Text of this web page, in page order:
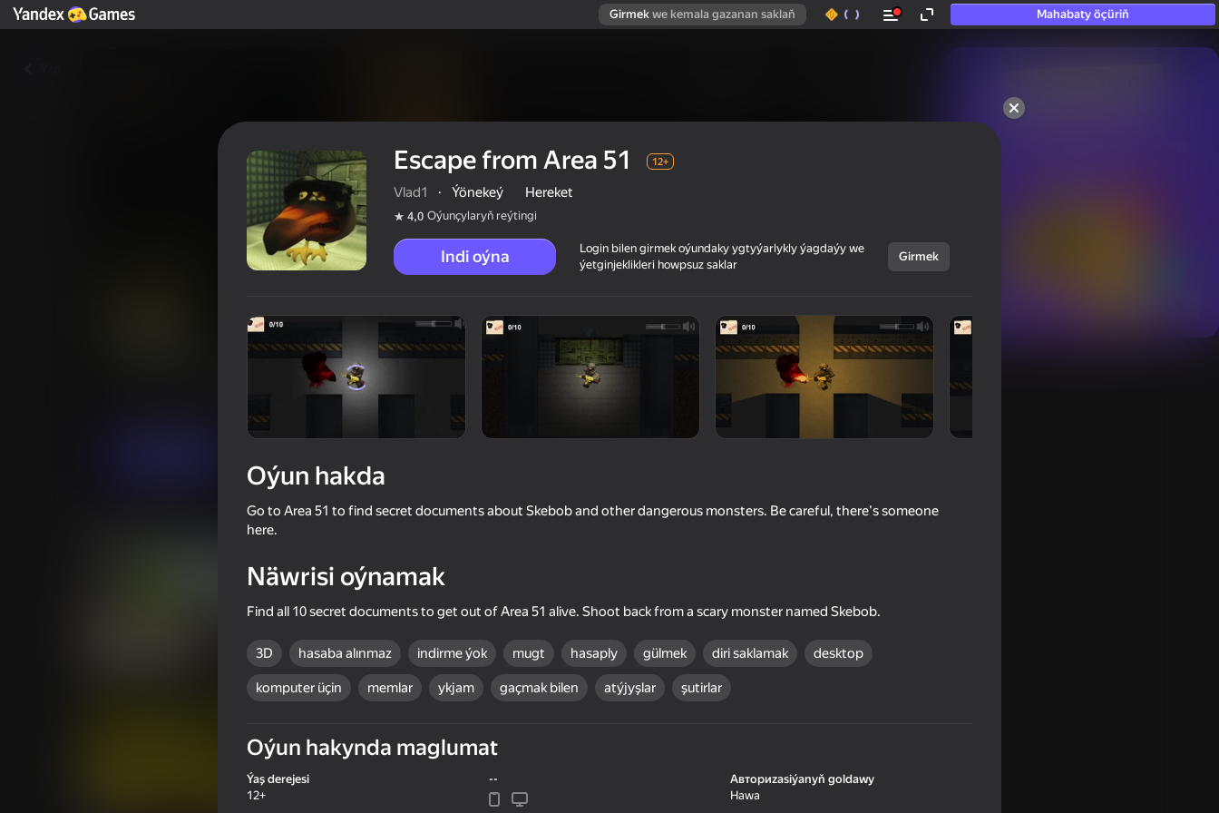
Girmek we kemala gazanan saklaň Mahabaty öçüriň
hatda «oýnamayanlar» hem
Hereket
18+
Backrooms: Monster Merge
42
Call Metromen
54
Gmod: SandBox
43
Escape from Area 51 12+
Vlad1 · Ýönekeý Hereket
4,0 Oýunçylaryň reýtingi
Indi oýna
Login bilen girmek oýundaky ygtyýarlykly ýagdaýy we
ýetginjeklikleri howpsuz saklar
Girmek
Oýun hakda
Go to Area 51 to find secret documents about Skebob and other dangerous monsters. Be careful, there's someone
here.
Näwrisi oýnamak
Find all 10 secret documents to get out of Area 51 alive. Shoot back from a scary monster named Skebob.
3D hasaba alınmaz indirme ýok mugt hasaply gülmek diri saklamak desktop
komputer üçin memlar ykjam gaçmak bilen atýjyşlar şutirlar
Oýun hakynda maglumat
Ýaş derejesi
12+
--
Авториzasiýanyň goldawy
Hawa